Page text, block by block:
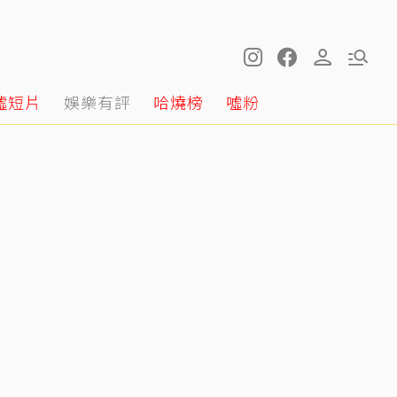
短片 娛樂有評 哈燒榜 噓粉